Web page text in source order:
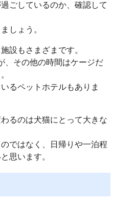
ごしているのか、確認して
しょう。
設もさまざまです。
、その他の時間はケージだ
るペットホテルもありま
るのは犬猫にとって大きな
ではなく、日帰りや一泊程
思います。